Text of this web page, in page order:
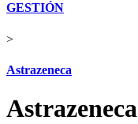
GESTIÓN
>
Astrazeneca
Astrazeneca